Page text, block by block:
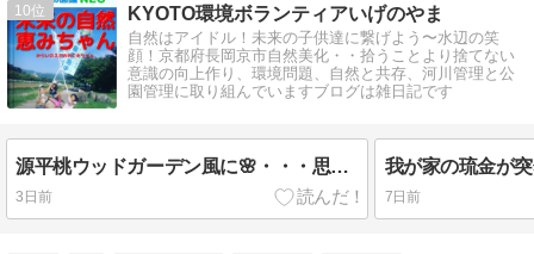
10 KYOTO環境ボランティアいげのやま
自然はアイドル！未来の子供達に繋げよう〜水辺の笑
顔！京都府長岡京市自然美化・・拾うことより捨てない
意識の向上作り、環境問題、自然と共存、河川管理と公
園管理に取り組んでいますブログは雑日記です
源平桃ウッドガーデン風に🌸・・・思い出の双子桃の花＆🍃バジル炒飯＆慰労金
3日前 7日前